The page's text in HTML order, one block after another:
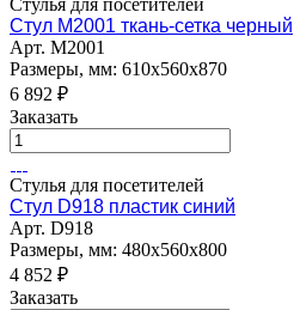
Стул M2001 ткань-сетка черный
Арт. M2001
Размеры, мм: 610х560х870
6 892 ₽
Заказать
Стулья для посетителей
Стул D918 пластик синий
Арт. D918
Размеры, мм: 480х560х800
4 852 ₽
Заказать